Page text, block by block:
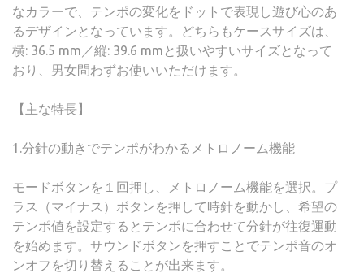
なカラーで、テンポの変化をドットで表現し遊び心のあ
るデザインとなっています。どちらもケースサイズは、
横: 36.5 mm／縦: 39.6 mmと扱いやすいサイズとなって
おり、男女問わずお使いいただけます。
【主な特長】
1.分針の動きでテンポがわかるメトロノーム機能
モードボタンを１回押し、メトロノーム機能を選択。プ
ラス（マイナス）ボタンを押して時針を動かし、希望の
テンポ値を設定するとテンポに合わせて分針が往復運動
を始めます。サウンドボタンを押すことでテンポ音のオ
ンオフを切り替えることが出来ます。